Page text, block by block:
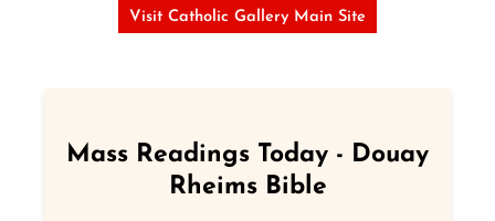
Visit Catholic Gallery Main Site
Mass Readings Today - Douay
Rheims Bible